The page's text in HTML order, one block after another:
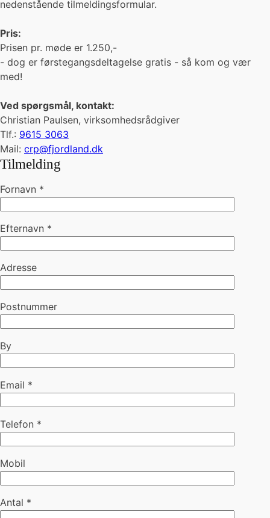
nedenstående tilmeldingsformular.
Pris:
Prisen pr. møde er 1.250,-
- dog er førstegangsdeltagelse gratis - så kom og vær
med!
Ved spørgsmål, kontakt:
Christian Paulsen, virksomhedsrådgiver
Tlf.: 9615 3063
Mail: crp@fjordland.dk
Tilmelding
Fornavn *
Efternavn *
Adresse
Postnummer
By
Email *
Telefon *
Mobil
Antal *